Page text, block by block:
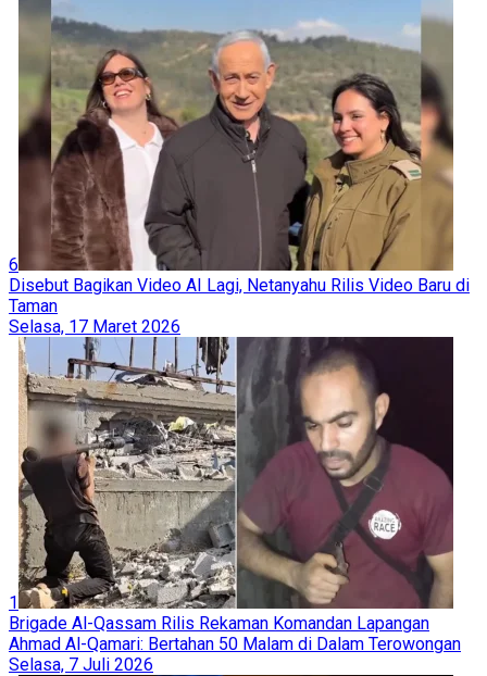
6
Disebut Bagikan Video AI Lagi, Netanyahu Rilis Video Baru di
Taman
Selasa, 17 Maret 2026
1
Brigade Al-Qassam Rilis Rekaman Komandan Lapangan
Ahmad Al-Qamari: Bertahan 50 Malam di Dalam Terowongan
Selasa, 7 Juli 2026